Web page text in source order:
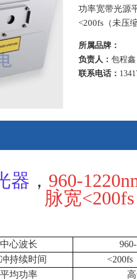
功率宽带光源
<200fs（未压
所属品牌：
负责人： 包程鑫
联系电话：
器 ， 960-
脉宽<200fs
中心波长
持续时间
<200fs
平均功率